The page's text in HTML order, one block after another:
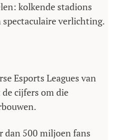
kolkende stadions
verlichting.
Esports Leagues van
cijfers om die
dan 500 miljoen fans